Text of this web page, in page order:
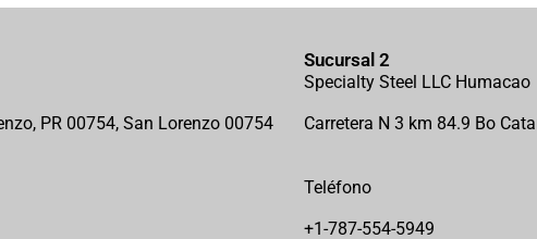
PR 00754, San Lorenzo 00754
Sucursal 2
Specialty Steel LLC Humacao
Carretera N 3 km 84.9 Bo
Teléfono
+1-787-554-5949